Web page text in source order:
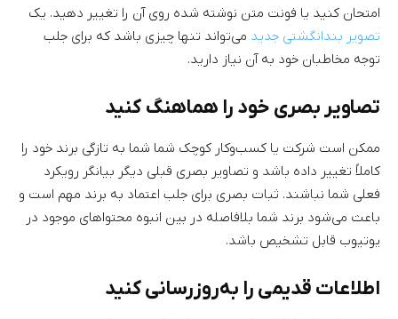
امتحان کنید یا فونت متن نوشته شده روی آن را تغییر دهید. یک
تصویر بندانگشتی جدید می‌تواند تنها چیزی باشد که برای جلب
توجه مخاطبان خود به آن نیاز دارید.
تصاویر بصری خود را هماهنگ کنید
ممکن است شرکت یا کسب‌وکار کوچک شما شما به تازگی برند خود را
کاملاً تغییر داده باشد و تصاویر بصری قبلی دیگر بیانگر رویکرد
فعلی شما نباشند. ثبات بصری برای جلب اعتماد به برند مهم است و
باعث می‌شود برند شما بلافاصله در بین انبوه محتواهای موجود در
یوتیوب قابل تشخیص باشد.
اطلاعات قدیمی را به‌روزرسانی کنید